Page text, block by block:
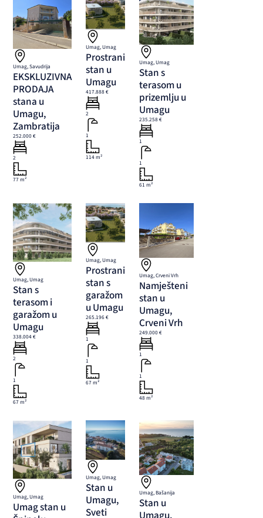
Umag, Savudrija
EKSKLUZIVNA
PRODAJA
stana u
Umagu,
Zambratija
252.000 €
2
77 m²
Umag, Umag
Prostrani
stan u
Umagu
417.888 €
2
1
114 m²
Umag, Umag
Stan s
terasom u
prizemlju u
Umagu
235.258 €
1
1
61 m²
Umag, Umag
Stan s
terasom i
garažom u
Umagu
338.004 €
2
1
67 m²
Umag, Umag
Prostrani
stan s
garažom
u Umagu
265.196 €
1
1
67 m²
Umag, Crveni Vrh
Namješteni
stan u
Umagu,
Crveni Vrh
249.000 €
1
1
48 m²
Umag, Umag
Umag stan u
Umag, Umag
Stan u
Umagu,
Sveti
Umag, Bašanija
Stan u